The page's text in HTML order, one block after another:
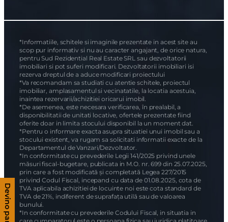
*Informatiile, schitele si imaginile prezentate in acest site au
scop pur informativ si nu au caracter angajant, de orice natura,
pentru Sud Rezidential Real Estate SRL sau dezvoltatorii
imobiliari si pot suferi modificari. Dezvoltatorii imobiliari isi
rezerva dreptul de a aduce modificari proiectului
*Va recomandam sa studiati cu atentie schitele, proiectul
imobiliar, amplasamentul si vecinatatile, la locatia acestuia,
inaintea rezervarii/achizitiei oricarui imobil.
*De asemenea, este necesara verificarea, în prealabil, a
disponibilitatii de unitati locative, ofertele prezentate fiind
oferite doar in limita stocului disponibil la un moment dat.
*Pentru o informare exacta asupra situatiei unui imobil sau a
stocului existent, va rugam sa solicitati informatii exacte de la
Departamentul de Vanzari/Dezvoltator.
*In conformitate cu prevederile Legii 141/2025 privind unele
măsuri fiscal-bugetare, publicata in M.O. nr. 699 din 25.07.2025,
prin care a fost modificată și completată Legea 227/2015
privind Codul Fiscal, incepand cu data de 01.08.2025, cota de
TVA aplicabila achizitiei de locuinte noi este cota standard de
TVA de 21%, indiferent de suprafața utilă sau de valoarea
bunului.
*In conformitate cu prevederile Codului Fiscal, in situatia in